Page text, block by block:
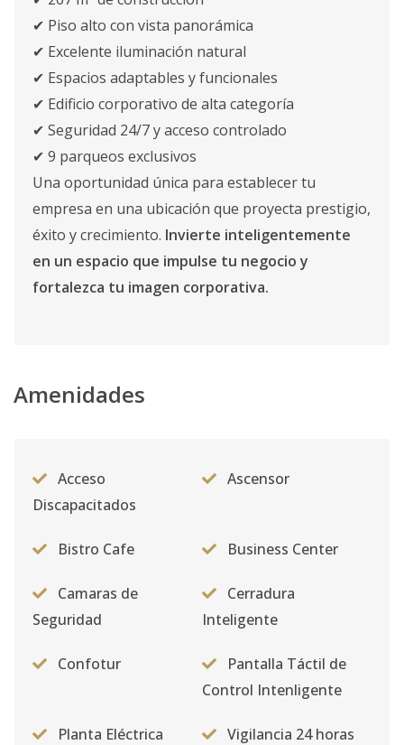
✔ Piso alto con vista panorámica
✔ Excelente iluminación natural
✔ Espacios adaptables y funcionales
✔ Edificio corporativo de alta categoría
✔ Seguridad 24/7 y acceso controlado
✔ 9 parqueos exclusivos
Una oportunidad única para establecer tu
empresa en una ubicación que proyecta prestigio,
éxito y crecimiento. Invierte inteligentemente
en un espacio que impulse tu negocio y
fortalezca tu imagen corporativa.
Amenidades
Acceso
Discapacitados
Ascensor
Bistro Cafe Business Center
Camaras de
Seguridad
Cerradura
Inteligente
Confotur
Pantalla Táctil de
Control Intenligente
Planta Eléctrica Vigilancia 24 horas